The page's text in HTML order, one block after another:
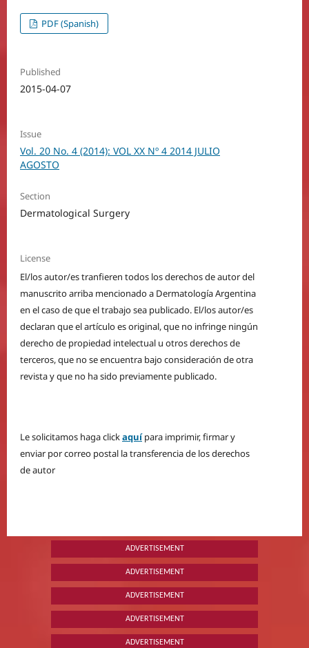
PDF (Spanish)
Published
2015-04-07
Issue
Vol. 20 No. 4 (2014): VOL XX Nº 4 2014 JULIO
AGOSTO
Section
Dermatological Surgery
License
El/los autor/es tranfieren todos los derechos de autor del
manuscrito arriba mencionado a Dermatología Argentina
en el caso de que el trabajo sea publicado. El/los autor/es
declaran que el artículo es original, que no infringe ningún
derecho de propiedad intelectual u otros derechos de
terceros, que no se encuentra bajo consideración de otra
revista y que no ha sido previamente publicado.
Le solicitamos haga clickaquí para imprimir, firmar y
enviar por correo postal la transferencia de los derechos
de autor
ADVERTISEMENT
ADVERTISEMENT
ADVERTISEMENT
ADVERTISEMENT
ADVERTISEMENT